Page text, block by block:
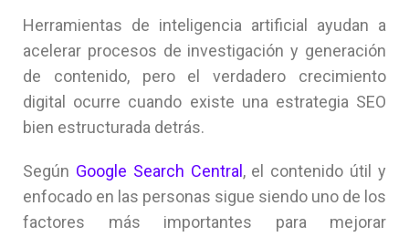
Herramientas de inteligencia artificial ayudan a
acelerar procesos de investigación y generación
de contenido, pero el verdadero crecimiento
digital ocurre cuando existe una estrategia SEO
bien estructurada detrás.
Según Google Search Central , el contenido útil y
enfocado en las personas sigue siendo uno de los
factores más importantes para mejorar